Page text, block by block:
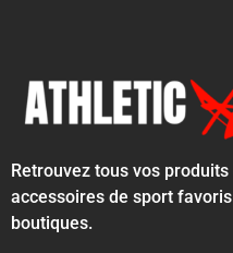
Retrouvez tous vos
accessoires de sport
boutiques.